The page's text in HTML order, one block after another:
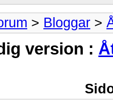
> Bloggar >
version :